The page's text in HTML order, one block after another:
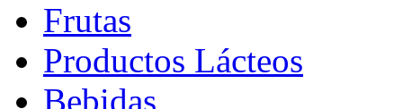
Frutas
Productos Lácteos
Bebidas